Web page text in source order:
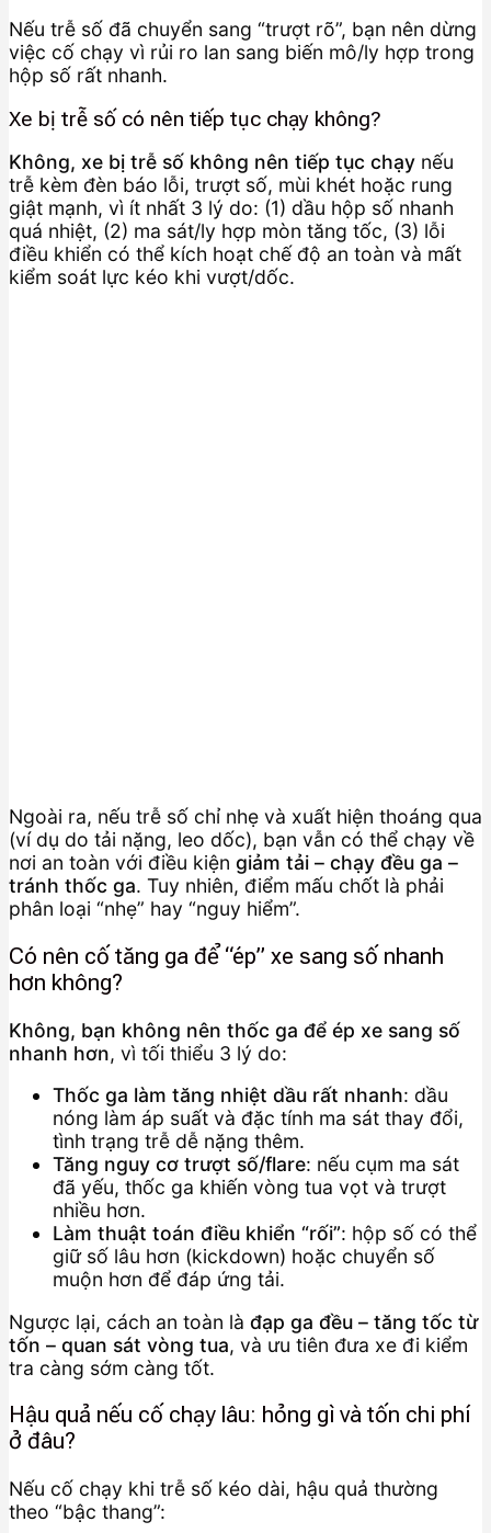
Nếu trễ số đã chuyển sang “trượt rõ”, bạn nên dừng
việc cố chạy vì rủi ro lan sang biến mô/ly hợp trong
hộp số rất nhanh.
Xe bị trễ số có nên tiếp tục chạy không?
Không, xe bị trễ số không nên tiếp tục chạy nếu
trễ kèm đèn báo lỗi, trượt số, mùi khét hoặc rung
giật mạnh, vì ít nhất 3 lý do: (1) dầu hộp số nhanh
quá nhiệt, (2) ma sát/ly hợp mòn tăng tốc, (3) lỗi
điều khiển có thể kích hoạt chế độ an toàn và mất
kiểm soát lực kéo khi vượt/dốc.
Ngoài ra, nếu trễ số chỉ nhẹ và xuất hiện thoáng qua
(ví dụ do tải nặng, leo dốc), bạn vẫn có thể chạy về
nơi an toàn với điều kiện giảm tải – chạy đều ga –
tránh thốc ga. Tuy nhiên, điểm mấu chốt là phải
phân loại “nhẹ” hay “nguy hiểm”.
Có nên cố tăng ga để “ép” xe sang số nhanh
hơn không?
Không, bạn không nên thốc ga để ép xe sang số
nhanh hơn, vì tối thiểu 3 lý do:
Thốc ga làm tăng nhiệt dầu rất nhanh: dầu
nóng làm áp suất và đặc tính ma sát thay đổi,
tình trạng trễ dễ nặng thêm.
Tăng nguy cơ trượt số/flare: nếu cụm ma sát
đã yếu, thốc ga khiến vòng tua vọt và trượt
nhiều hơn.
Làm thuật toán điều khiển “rối”: hộp số có thể
giữ số lâu hơn (kickdown) hoặc chuyển số
muộn hơn để đáp ứng tải.
Ngược lại, cách an toàn là đạp ga đều – tăng tốc từ
tốn – quan sát vòng tua, và ưu tiên đưa xe đi kiểm
tra càng sớm càng tốt.
Hậu quả nếu cố chạy lâu: hỏng gì và tốn chi phí
ở đâu?
Nếu cố chạy khi trễ số kéo dài, hậu quả thường
theo “bậc thang”: